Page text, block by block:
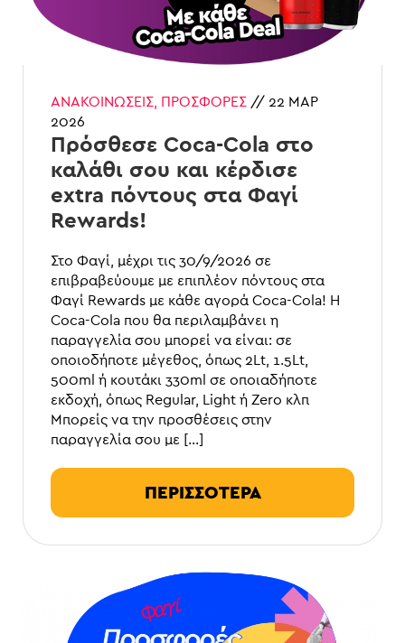
ΑΝΑΚΟΙΝΏΣΕΙΣ ΠΡΟΣΦΟΡΈΣ // 22 ΜΑΡ
2026
Πρόσθεσε Coca-Cola στο
καλάθι σου και κέρδισε
extra πόντους στα Φαγί
Rewards!
Στο Φαγί, μέχρι τις 30/9/2026 σε
επιβραβεύουμε με επιπλέον πόντους στα
Φαγί Rewards με κάθε αγορά Coca-Cola! Η
Coca-Cola που θα περιλαμβάνει η
παραγγελία σου μπορεί να είναι: σε
οποιοδήποτε μέγεθος, όπως 2Lt, 1.5Lt,
500ml ή κουτάκι 330ml σε οποιαδήποτε
εκδοχή, όπως Regular, Light ή Zero κλπ
Μπορείς να την προσθέσεις στην
παραγγελία σου με […]
ΠΕΡΙΣΣΟΤΕΡΑ